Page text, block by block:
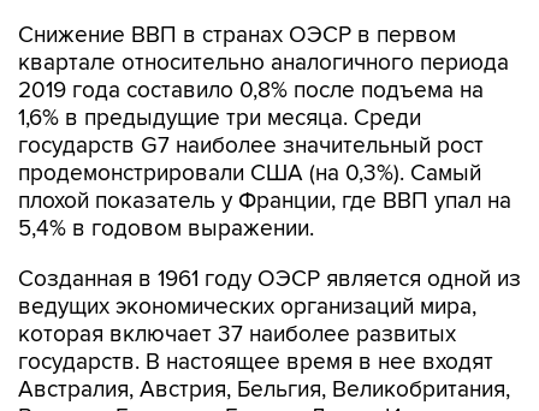
Снижение ВВП в странах ОЭСР в первом
квартале относительно аналогичного периода
2019 года составило 0,8% после подъема на
1,6% в предыдущие три месяца. Среди
государств G7 наиболее значительный рост
продемонстрировали США (на 0,3%). Самый
плохой показатель у Франции, где ВВП упал на
5,4% в годовом выражении.
Созданная в 1961 году ОЭСР является одной из
ведущих экономических организаций мира,
которая включает 37 наиболее развитых
государств. В настоящее время в нее входят
Австралия, Австрия, Бельгия, Великобритания,